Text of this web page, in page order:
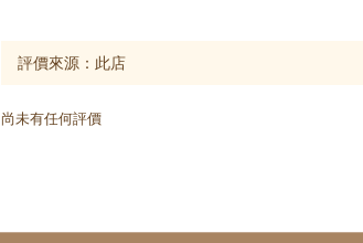
尚未有任何評價